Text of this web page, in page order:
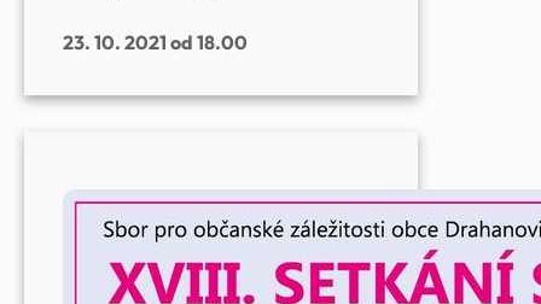
23. 10. 2021 od 18.00